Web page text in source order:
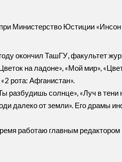
Министерство Юстиции
окончил ТашГУ, факультет
на ладоне», «Мой мир»,
рота: Афганистан».
разбудишь солнце», «Луч в тени
далеко от земли». Его драмы
работаю главным редактором